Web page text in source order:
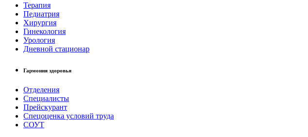
Терапия
Педиатрия
Хирургия
Гинекология
Урология
Дневной стационар
Гармония здоровья
Отделения
Специалисты
Прейскурант
Спецоценка условий труда
СОУТ